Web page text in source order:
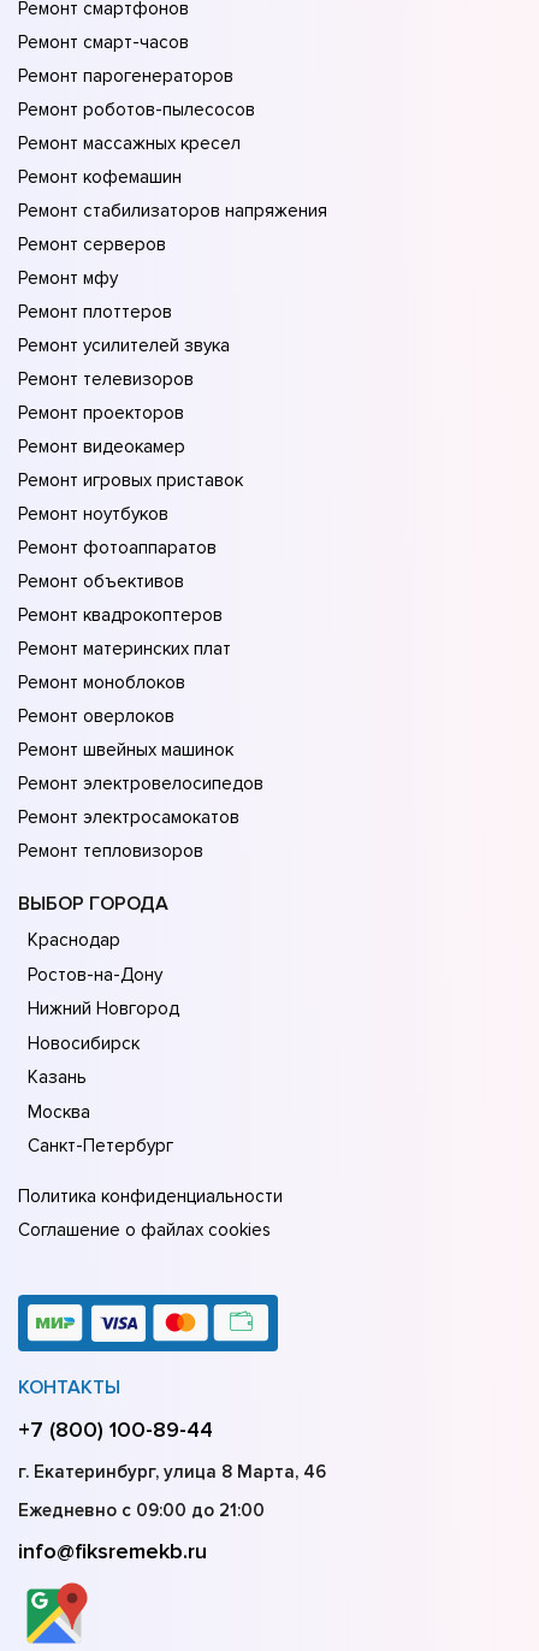
Ремонт смартфонов
Ремонт смарт-часов
Ремонт парогенераторов
Ремонт роботов-пылесосов
Ремонт массажных кресел
Ремонт кофемашин
Ремонт стабилизаторов напряжения
Ремонт серверов
Ремонт мфу
Ремонт плоттеров
Ремонт усилителей звука
Ремонт телевизоров
Ремонт проекторов
Ремонт видеокамер
Ремонт игровых приставок
Ремонт ноутбуков
Ремонт фотоаппаратов
Ремонт объективов
Ремонт квадрокоптеров
Ремонт материнских плат
Ремонт моноблоков
Ремонт оверлоков
Ремонт швейных машинок
Ремонт электровелосипедов
Ремонт электросамокатов
Ремонт тепловизоров
ВЫБОР ГОРОДА
Краснодар
Ростов-на-Дону
Нижний Новгород
Новосибирск
Казань
Москва
Санкт-Петербург
Политика конфиденциальности
Соглашение о файлах cookies
КОНТАКТЫ
+7 (800) 100-89-44
г. Екатеринбург, улица 8 Марта, 46
Ежедневно с 09:00 до 21:00
info@fiksremekb.ru